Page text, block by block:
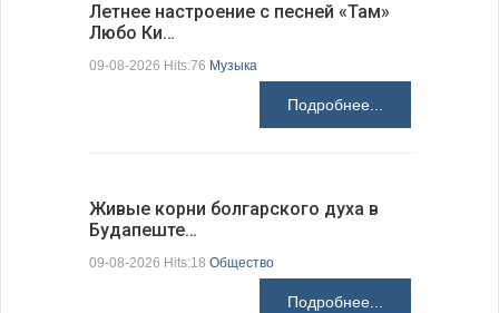
Летнее настроение с песней «Там»
Любо Ки…
09-08-2026 Hits:76 Музыка
Подробнее...
Живые корни болгарского духа в
Будапеште…
09-08-2026 Hits:18 Общество
Подробнее...